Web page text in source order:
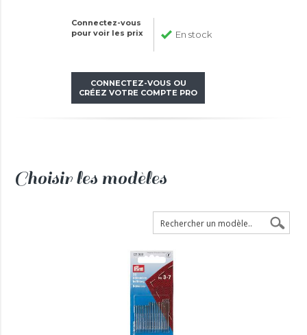
Connectez-vous
pour voir les prix
En stock
CONNECTEZ-VOUS OU
CRÉEZ VOTRE COMPTE PRO
Choisir les modèles